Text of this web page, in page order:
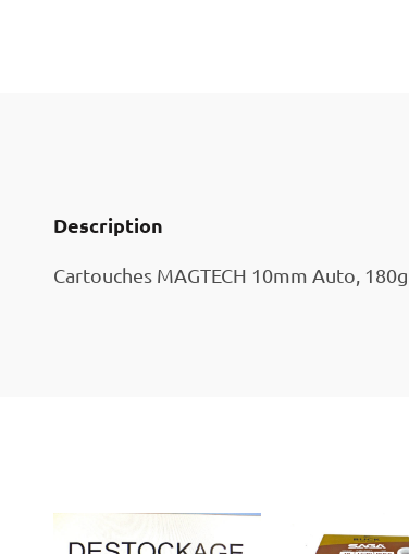
Description
Cartouches MAGTECH 10mm Auto,